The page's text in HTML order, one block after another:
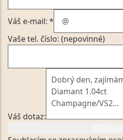
Váš e-mail: *
Vaše tel. číslo: (nepovinné)
Váš dotaz: